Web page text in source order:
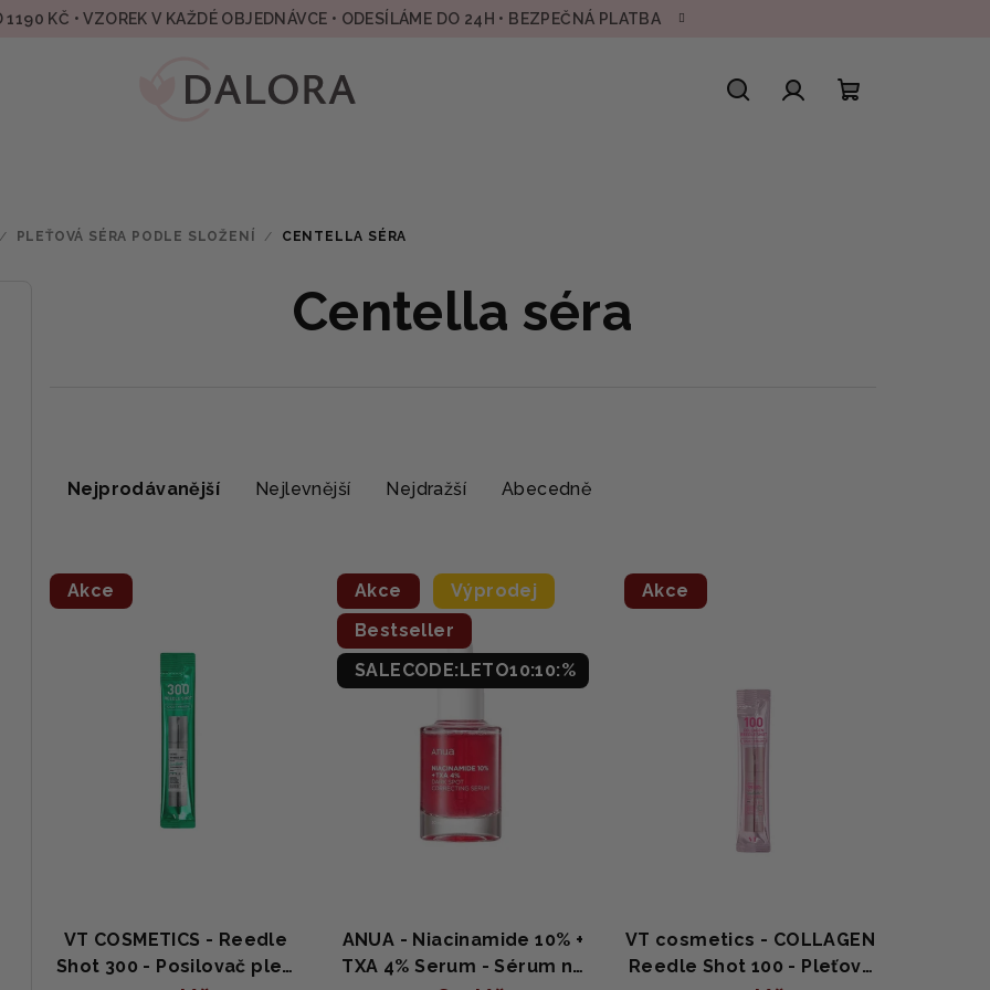
1190 KČ • VZOREK V KAŽDÉ OBJEDNÁVCE • ODESÍLÁME DO 24H • BEZPEČNÁ PLATBA
/ PLEŤOVÁ SÉRA PODLE SLOŽENÍ / CENTELLA SÉRA
Centella séra
a
e
k
t
Nejprodávanější Nejlevnější Nejdražší Abecedně
V
ý
u
Akce
VT COSMETICS - Reedle
Shot 300 - Posilovač pleti
Akce
Výprodej
Bestseller
SALECODE:LETO10:10:%
ANUA - Niacinamide 10% +
TXA 4% Serum - Sérum na
Akce
VT cosmetics - COLLAGEN
Reedle Shot 100 - Pleťový